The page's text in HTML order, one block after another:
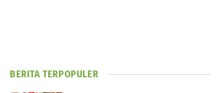
BERITA TERPOPULER